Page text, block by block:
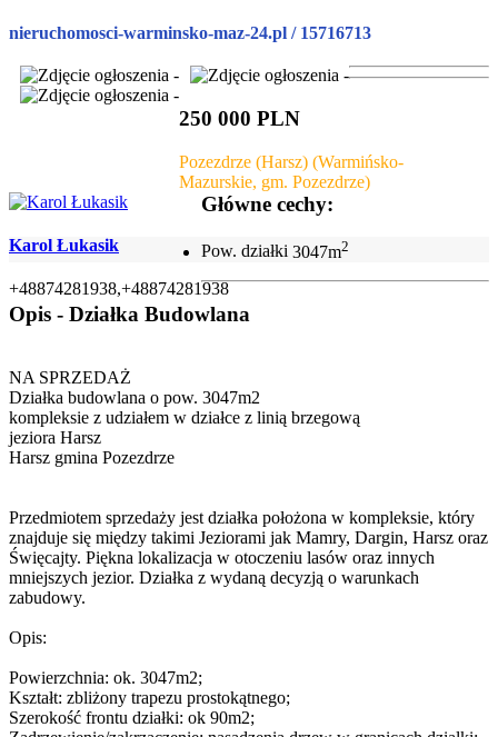
nieruchomosci-warminsko-maz-24.pl / 15716713
250 000 PLN
Pozezdrze (Harsz) (Warmińsko-
Mazurskie, gm. Pozezdrze)
Karol Łukasik
+48874281938,+48874281938
Główne cechy:
Pow. działki 3047m2
Opis - Działka Budowlana
NA SPRZEDAŻ
Działka budowlana o pow. 3047m2
kompleksie z udziałem w działce z linią brzegową
jeziora Harsz
Harsz gmina Pozezdrze
Przedmiotem sprzedaży jest działka położona w kompleksie, który
znajduje się między takimi Jeziorami jak Mamry, Dargin, Harsz oraz
Święcajty. Piękna lokalizacja w otoczeniu lasów oraz innych
mniejszych jezior. Działka z wydaną decyzją o warunkach
zabudowy.
Opis:
Powierzchnia: ok. 3047m2;
Kształt: zbliżony trapezu prostokątnego;
Szerokość frontu działki: ok 90m2;